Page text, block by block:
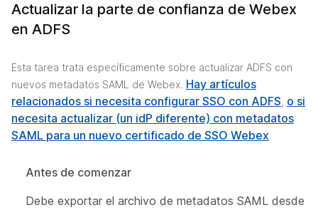
Actualizar la parte de confianza de Webex
en ADFS
Esta tarea trata específicamente sobre actualizar ADFS con
nuevos metadatos SAML de Webex. Hay artículos
relacionados si necesita configurar SSO con ADFS o si
necesita actualizar (un idP diferente) con metadatos
SAML para un nuevo certificado de SSO Webex
Antes de comenzar
Debe exportar el archivo de metadatos SAML desde